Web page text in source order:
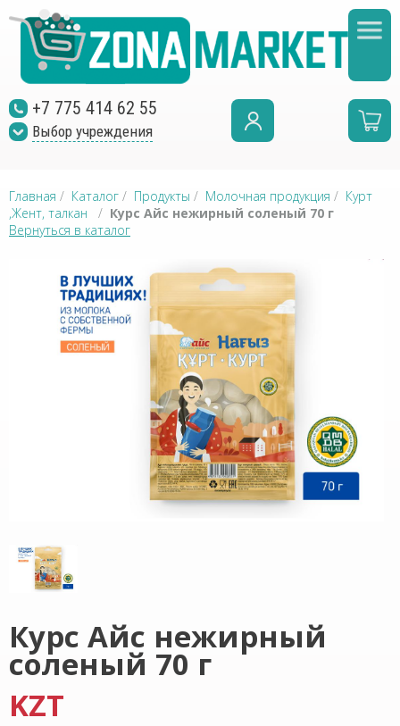
+7 775 414 62 55
Выбор учреждения
Главная / Каталог / Продукты / Молочная продукция / Курт
,Жент, талкан / Курс Айс нежирный соленый 70 г
Вернуться в каталог
Курс Айс нежирный
соленый 70 г
KZT